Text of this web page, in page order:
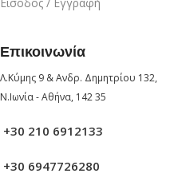
Επικοινωνία
Λ.Κύμης 9 & Ανδρ. Δημητρίου 132,
Ν.Ιωνία - Αθήνα, 142 35
+30 210 6912133
+30 6947726280